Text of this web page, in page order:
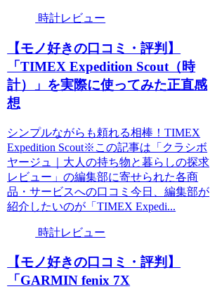
時計レビュー
【モノ好きの口コミ・評判】
「TIMEX Expedition Scout（時
計）」を実際に使ってみた正直感
想
シンプルながらも頼れる相棒！TIMEX
Expedition Scout※この記事は「クラシボ
ヤージュ｜大人の持ち物と暮らしの探求
レビュー」の編集部に寄せられた各商
品・サービスへの口コミ今日、編集部が
紹介したいのが「TIMEX Expedi...
時計レビュー
【モノ好きの口コミ・評判】
「GARMIN fenix 7X